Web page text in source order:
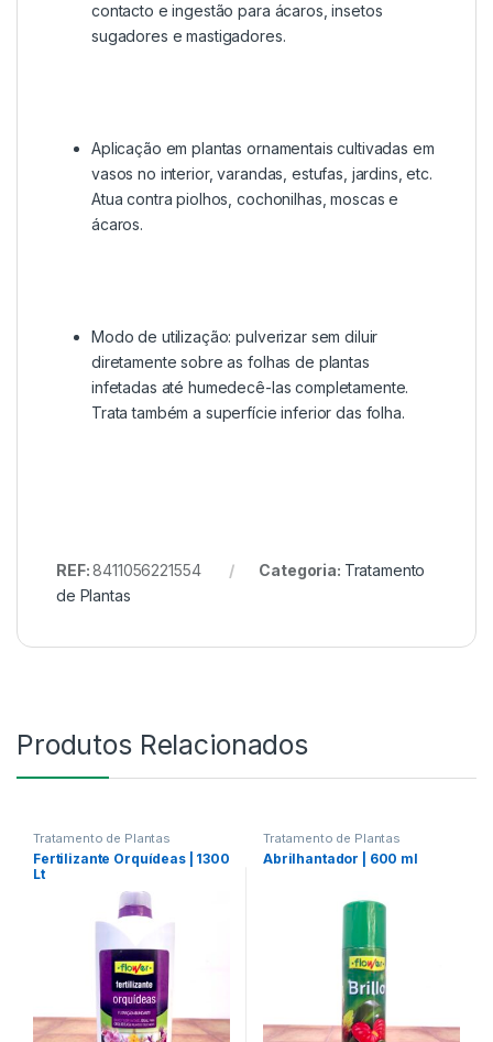
contacto e ingestão para ácaros, insetos
sugadores e mastigadores.
Aplicação em plantas ornamentais cultivadas em
vasos no interior, varandas, estufas, jardins, etc.
Atua contra piolhos, cochonilhas, moscas e
ácaros.
Modo de utilização: pulverizar sem diluir
diretamente sobre as folhas de plantas
infetadas até humedecê-las completamente.
Trata também a superfície inferior das folha.
REF:8411056221554 Categoria: Tratamento
de Plantas
Produtos Relacionados
Tratamento de Plantas
Fertilizante Orquídeas | 1300
Lt
Tratamento de Plantas
Abrilhantador | 600 ml